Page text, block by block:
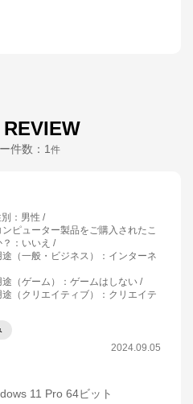
件数： 1 件
： 男性
ピューター製品をご購入されたこ
： いいえ
（一般・ビジネス）
： インターネ
（ゲーム）
： ゲームはしない
（クリエイティブ）
： クリエイテ
2024.09.05
11 Pro 64ビット